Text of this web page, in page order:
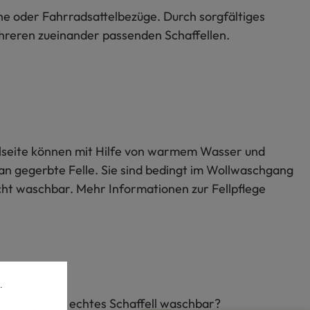
oder Fahrradsattelbezüge. Durch sorgfältiges
zueinander passenden Schaffellen.
können mit Hilfe von warmem Wasser und
gegerbte Felle. Sie sind bedingt im Wollwaschgang
waschbar. Mehr Informationen zur Fellpflege
Ist echtes Schaffell waschbar?